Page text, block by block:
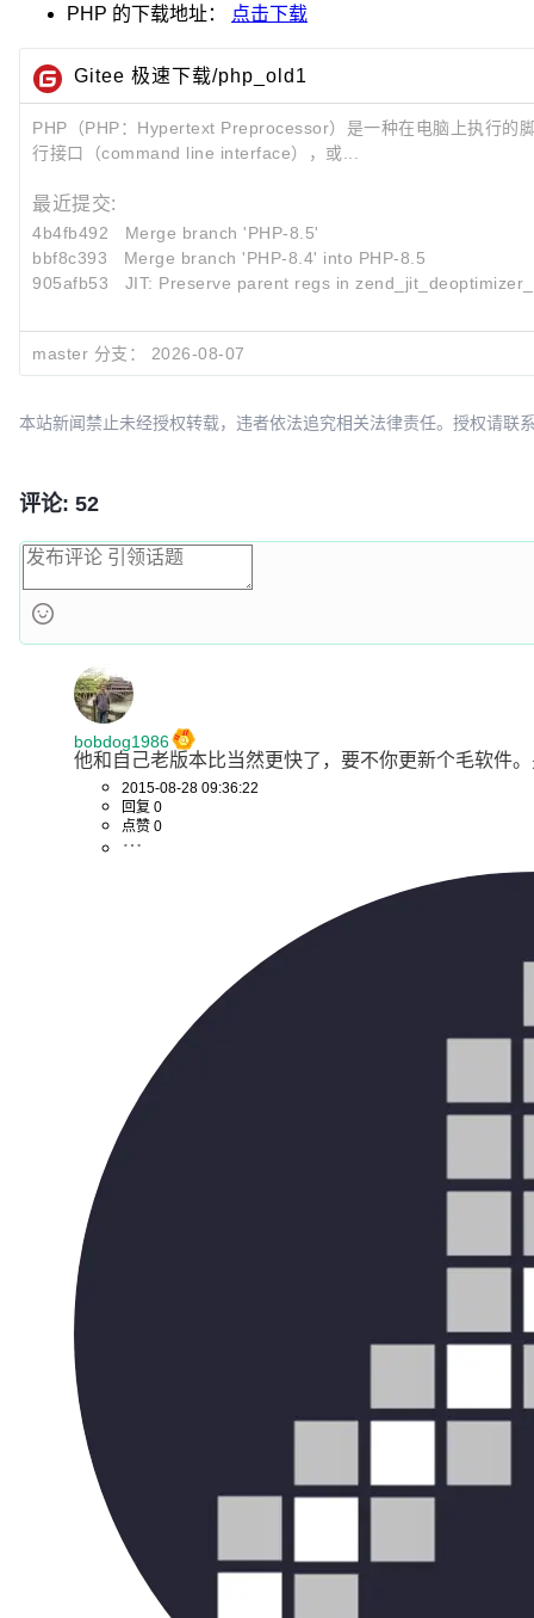
PHP 的下载地址： 点击下载
Gitee 极速下载/php_old1
PHP（PHP：Hypertext Preprocessor）是一种在电脑上执行的
行接口（command line interface），或...
最近提交:
4b4fb492
Merge branch 'PHP-8.5'
bbf8c393
Merge branch 'PHP-8.4' into PHP-8.5
905afb53
JIT: Preserve parent regs in
master 分支： 2026-08-07
本站新闻禁止未经授权转载，违者依法追究相关法律责任。授权请联
评论: 52
bobdog1986
他和自己老版本比当然更快了，要不你更新个毛软件
2015-08-28 09:36:22
回复 0
点赞 0